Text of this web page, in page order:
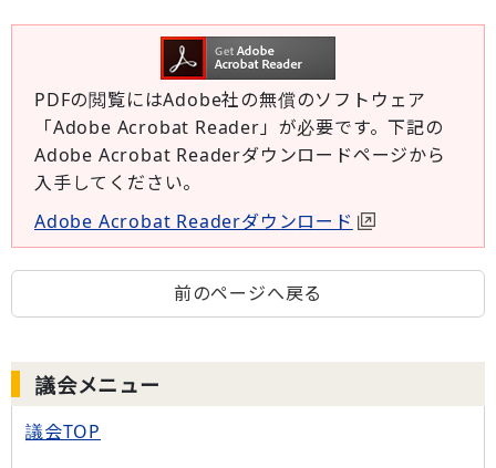
PDFの閲覧にはAdobe社の無償のソフトウェア
「Adobe Acrobat Reader」が必要です。下記の
Adobe Acrobat Readerダウンロードページから
入手してください。
Adobe Acrobat Readerダウンロード
前のページへ戻る
議会メニュー
議会TOP